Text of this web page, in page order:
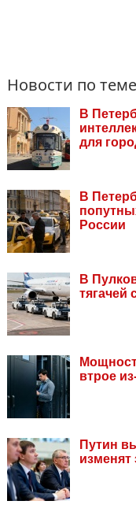
Новости по теме
В
для
В
России
В
тягачей
втрое
Путин
изменят